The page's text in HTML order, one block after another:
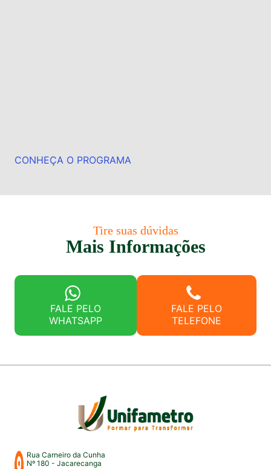
CONHEÇA O PROGRAMA
Tire suas dúvidas
Mais Informações
FALE PELO
WHATSAPP
FALE PELO
TELEFONE
Rua Carneiro da Cunha
Nº 180 - Jacarecanga